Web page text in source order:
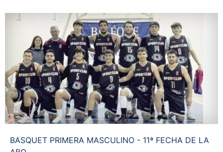
BASQUET PRIMERA MASCULINO - 11ª FECHA DE LA